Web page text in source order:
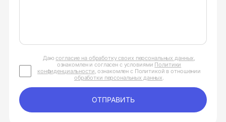
Даюсогласие на обработку своих персональных данных,
ознакомлен и согласен с условиями Политики
конфиденциальности, ознакомлен с Политикой в отношении
обработки персональных данных.
ОТПРАВИТЬ